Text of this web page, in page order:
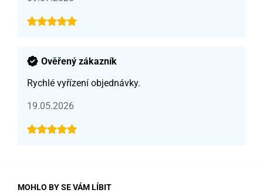
Ověřený zákazník
Rychlé vyřízení objednávky.
19.05.2026
MOHLO BY SE VÁM LÍBIT